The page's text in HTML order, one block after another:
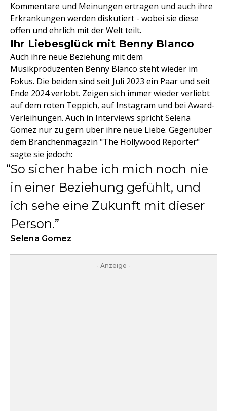
Kommentare und Meinungen ertragen und auch ihre
Erkrankungen werden diskutiert - wobei sie diese
offen und ehrlich mit der Welt teilt.
Ihr Liebesglück mit Benny Blanco
Auch ihre neue Beziehung mit dem
Musikproduzenten Benny Blanco steht wieder im
Fokus. Die beiden sind seit Juli 2023 ein Paar und seit
Ende 2024 verlobt. Zeigen sich immer wieder verliebt
auf dem roten Teppich, auf Instagram und bei Award-
Verleihungen. Auch in Interviews spricht Selena
Gomez nur zu gern über ihre neue Liebe. Gegenüber
dem Branchenmagazin "The Hollywood Reporter"
sagte sie jedoch:
So sicher habe ich mich noch nie
in einer Beziehung gefühlt, und
ich sehe eine Zukunft mit dieser
Person.
Selena Gomez
- Anzeige -